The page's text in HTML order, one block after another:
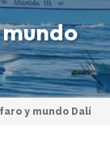
y mundo Dalí